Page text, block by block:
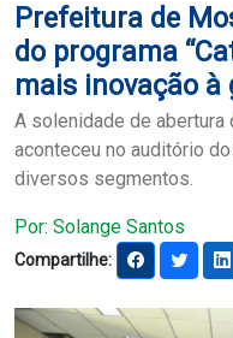
Serviços
Portal do Contribuinte
Notícias
Carta de Serviço
Prefeitura de
do programa
mais inovação à
A solenidade de abertura
aconteceu no auditório
diversos segmentos.
Por: Solange Santos
Compartilhe: